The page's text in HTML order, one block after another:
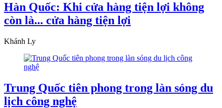
Hàn Quốc: Khi cửa hàng tiện lợi không
còn là... cửa hàng tiện lợi
Khánh Ly
Trung Quốc tiên phong trong làn sóng du
lịch công nghệ